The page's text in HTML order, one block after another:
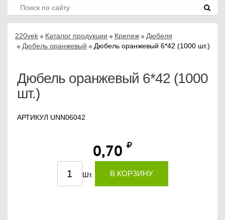
220vek Каталог продукции Крепеж
Дюбеля
Дюбель оранжевый
Дюбель оранжевый 6*42 (1000 шт.)
Дюбель оранжевый 6*42 (1000
шт.)
АРТИКУЛ UNN06042
0,70
Шт. В КОРЗИНУ